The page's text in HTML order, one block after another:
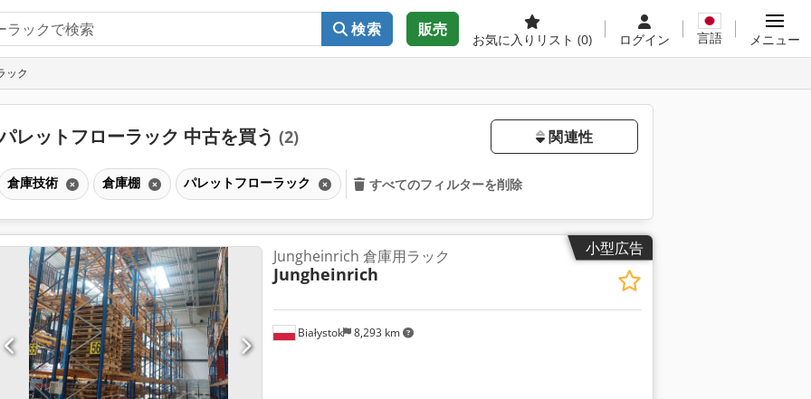
検索 販売
お気に入りリスト (0) ログイン 言語 メニュー
ック
レットフローラック 中古を買う (2) 関連性
倉庫技術 倉庫棚 パレットフローラック すべてのフィルターを削除
小型広告
Białystok 8,293 km
Jungheinrich 倉庫用ラック
Jungheinrich